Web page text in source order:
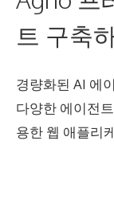
트 구축
경량화된 AI 에
다양한 에이전
용한 웹 애플리